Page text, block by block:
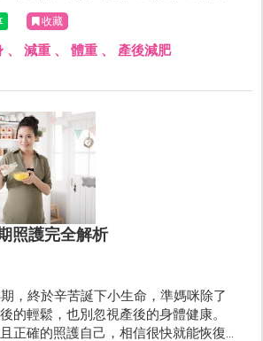
遲無法踏出第一步；有媽咪想靠節食
、哺乳期，對於如何才能兼顧營養與
個大。想知道產後減肥怎麼吃？自然
收藏
、 減重、 體重、 產後減肥
照護完全解析
，終於辛苦誕下小生命，準媽咪除了
的輕鬆，也別忽視產後的身體健康。
正確的照護自己，相信很快就能恢復